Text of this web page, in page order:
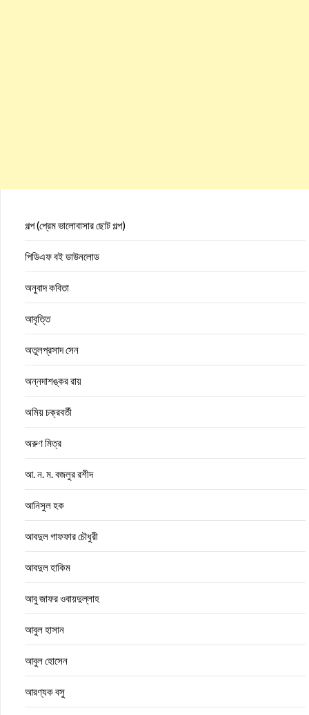
গল্প (প্রেম ভালোবাসার ছোট গল্প)
পিডিএফ বই ডাউনলোড
অনুবাদ কবিতা
আবৃত্তি
অতুলপ্রসাদ সেন
অন্নদাশঙ্কর রায়
অমিয় চক্রবর্তী
অরুণ মিত্র
আ. ন. ম. বজলুর রশীদ
আনিসুল হক
আবদুল গাফফার চৌধুরী
আবদুল হাকিম
আবু জাফর ওবায়দুল্লাহ
আবুল হাসান
আবুল হোসেন
আরণ্যক বসু